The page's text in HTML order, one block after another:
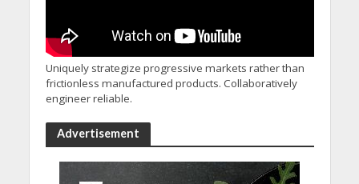
Uniquely strategize progressive markets rather than
frictionless manufactured products. Collaboratively
engineer reliable.
Advertisement